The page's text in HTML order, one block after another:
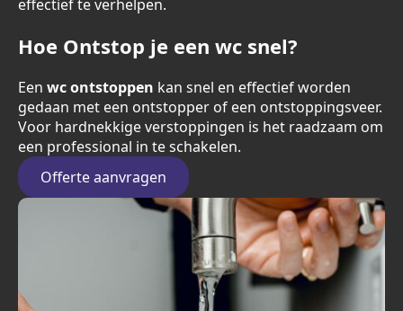
effectief te verhelpen.
Hoe Ontstop je een wc snel?
Een wc ontstoppen kan snel en effectief worden
gedaan met een ontstopper of een ontstoppingsveer.
Voor hardnekkige verstoppingen is het raadzaam om
een professional in te schakelen.
Offerte aanvragen